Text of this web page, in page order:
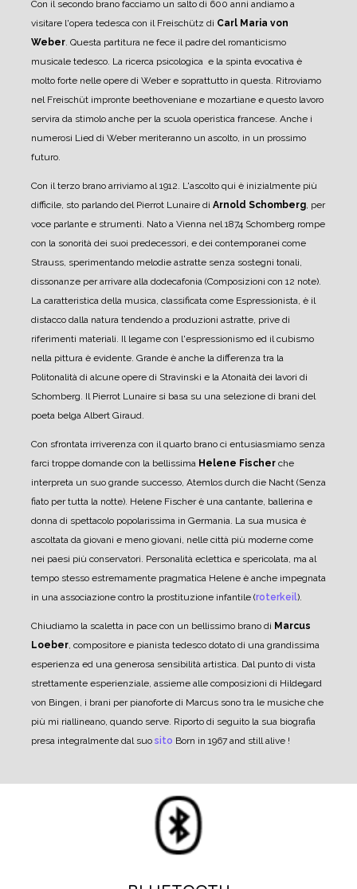
Con il secondo brano facciamo un salto di 600 anni andiamo a
visitare l'opera tedesca con il Freischütz di Carl Maria von
Weber. Questa partitura ne fece il padre del romanticismo
musicale tedesco. La ricerca psicologica e la spinta evocativa è
molto forte nelle opere di Weber e soprattutto in questa. Ritroviamo
nel Freischüt impronte beethoveniane e mozartiane e questo lavoro
servira da stimolo anche per la scuola operistica francese. Anche i
numerosi Lied di Weber meriteranno un ascolto, in un prossimo
futuro.
Con il terzo brano arriviamo al 1912. L'ascolto qui è inizialmente più
difficile, sto parlando del Pierrot Lunaire di Arnold Schomberg, per
voce parlante e strumenti. Nato a Vienna nel 1874 Schomberg rompe
con la sonorità dei suoi predecessori, e dei contemporanei come
Strauss, sperimentando melodie astratte senza sostegni tonali,
dissonanze per arrivare alla dodecafonia (Composizioni con 12 note).
La caratteristica della musica, classificata come Espressionista, è il
distacco dalla natura tendendo a produzioni astratte, prive di
riferimenti materiali. Il legame con l'espressionismo ed il cubismo
nella pittura è evidente. Grande è anche la differenza tra la
Politonalità di alcune opere di Stravinski e la Atonaità dei lavori di
Schomberg. Il Pierrot Lunaire si basa su una selezione di brani del
poeta belga Albert Giraud.
Con sfrontata irriverenza con il quarto brano ci entusiasmiamo senza
farci troppe domande con la bellissima Helene Fischer che
interpreta un suo grande successo, Atemlos durch die Nacht (Senza
fiato per tutta la notte). Helene Fischer è una cantante, ballerina e
donna di spettacolo popolarissima in Germania. La sua musica è
ascoltata da giovani e meno giovani, nelle città più moderne come
nei paesi più conservatori. Personalità eclettica e spericolata, ma al
tempo stesso estremamente pragmatica Helene è anche impegnata
in una associazione contro la prostituzione infantile (roterkeil).
Chiudiamo la scaletta in pace con un bellissimo brano di Marcus
Loeber, compositore e pianista tedesco dotato di una grandissima
esperienza ed una generosa sensibilità artistica. Dal punto di vista
strettamente esperienziale, assieme alle composizioni di Hildegard
von Bingen, i brani per pianoforte di Marcus sono tra le musiche che
più mi riallineano, quando serve. Riporto di seguito la sua biografia
presa integralmente dal suo sito Born in 1967 and still alive !